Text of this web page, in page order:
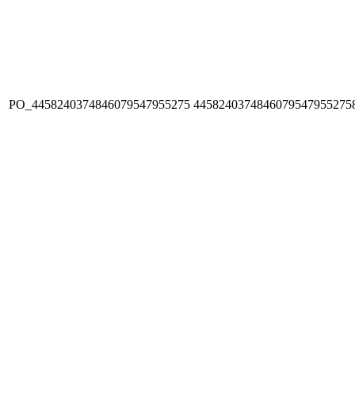
PO_4458240374846079547955275